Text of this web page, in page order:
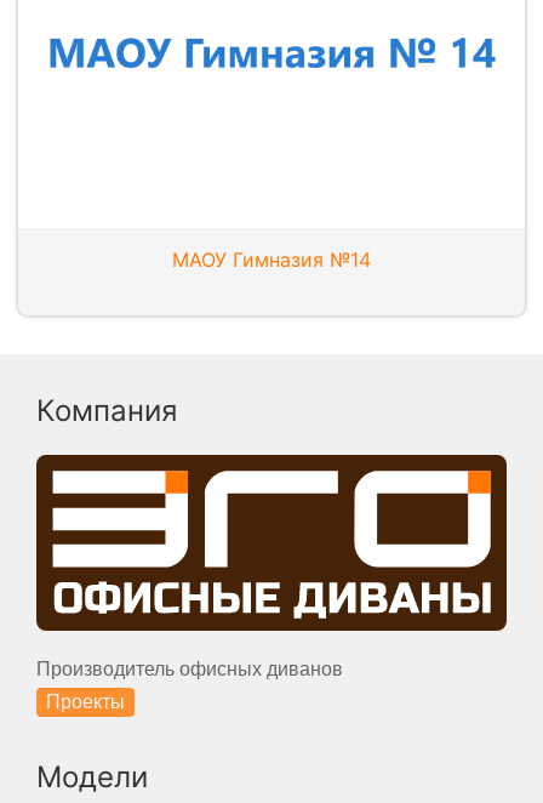
МАОУ Гимназия №14
Компания
Производитель офисных диванов
Проекты
Модели